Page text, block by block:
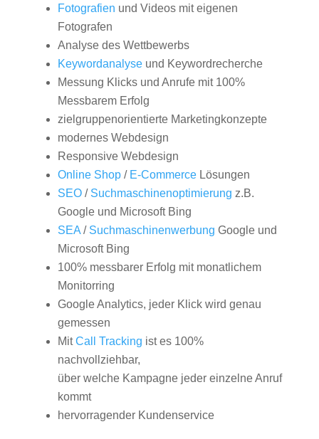
Fotografien und Videos mit eigenen
Fotografen
Analyse des Wettbewerbs
Keywordanalyseund Keywordrecherche
Messung Klicks und Anrufe mit 100%
Messbarem Erfolg
zielgruppenorientierte Marketingkonzepte
modernes Webdesign
Responsive Webdesign
Online Shop/ E-CommerceLösungen
SEO/ Suchmaschinenoptimierung z.B.
Google und Microsoft Bing
SEA/ Suchmaschinenwerbung Google und
Microsoft Bing
100% messbarer Erfolg mit monatlichem
Monitorring
Google Analytics, jeder Klick wird genau
gemessen
MitCall Tracking ist es 100%
nachvollziehbar,
über welche Kampagne jeder einzelne Anruf
kommt
hervorragender Kundenservice